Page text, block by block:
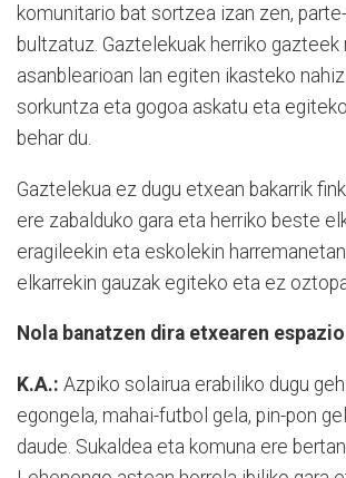
komunitario bat sortzea izan zen,
bultzatuz. Gaztelekuak herriko gazteek
asanblearioan lan egiten ikasteko
sorkuntza eta gogoa askatu eta
behar du.
Gaztelekua ez dugu etxean bakarrik
ere zabalduko gara eta herriko beste
eragileekin eta eskolekin
elkarrekin gauzak egiteko eta ez
Nola banatzen dira etxearen
K.A.: Azpiko solairua erabiliko dugu
egongela, mahai-futbol gela, pin-pon
daude. Sukaldea eta komuna ere bertan